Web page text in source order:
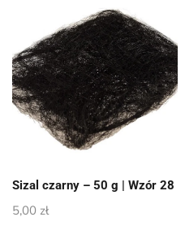
Sizal czarny – 50 g | Wzór 28
5,00 zł